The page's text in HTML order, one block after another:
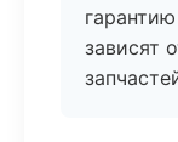
зависят